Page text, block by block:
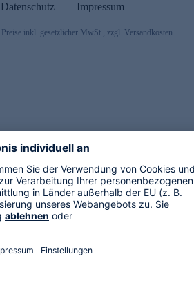
Datenschutz Impressum
inkl. gesetzlicher MwSt., zzgl. Versandkosten.